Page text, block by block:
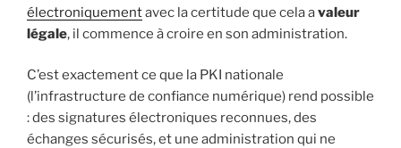
électroniquementavec la certitude que cela avaleur
légale, il commence à croire en son administration.
C’est exactement ce que la PKI nationale
(l’infrastructure de confiance numérique) rend possible
: des signatures électroniques reconnues, des
échanges sécurisés, et une administration qui ne